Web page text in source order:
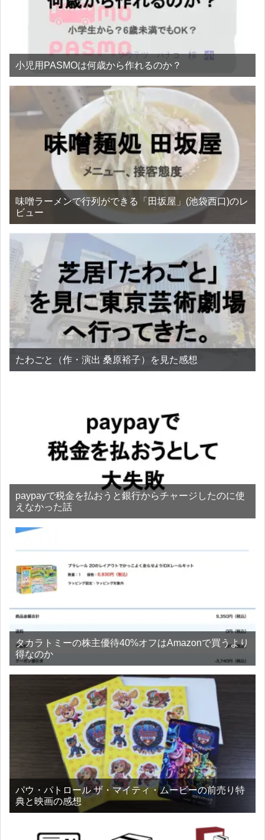
小児用PASMOは何歳から作れるのか？
味噌ラーメンで行列ができる「田坂屋」(池袋西口)のレ
ビュー
たわごと（作・演出 桑原裕子）を見た感想
paypayで税金を払おうと銀行からチャージしたのに使
えなかった話
タカラトミーの株主優待40%オフはAmazonで買うより
得なのか
パウ・パトロール ザ・マイティ・ムービーの前売り特
典と映画の感想